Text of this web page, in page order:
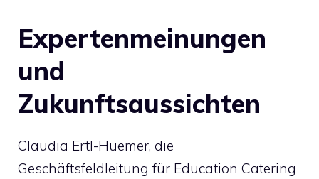
Expertenmeinungen
und
Zukunftsaussichten
Claudia Ertl-Huemer, die
Geschäftsfeldleitung für Education Catering